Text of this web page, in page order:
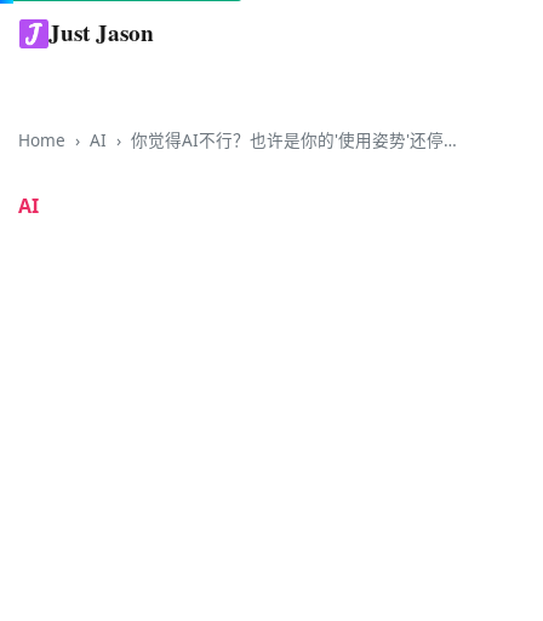
Just Jason
Home AI 你觉得AI不行？也许是你的'使用姿势'还停在2023年
AI